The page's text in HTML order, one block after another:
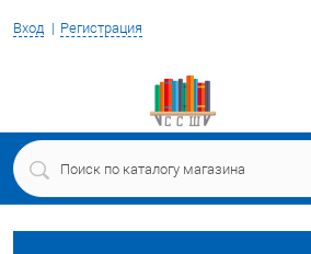
Вход Регистрация